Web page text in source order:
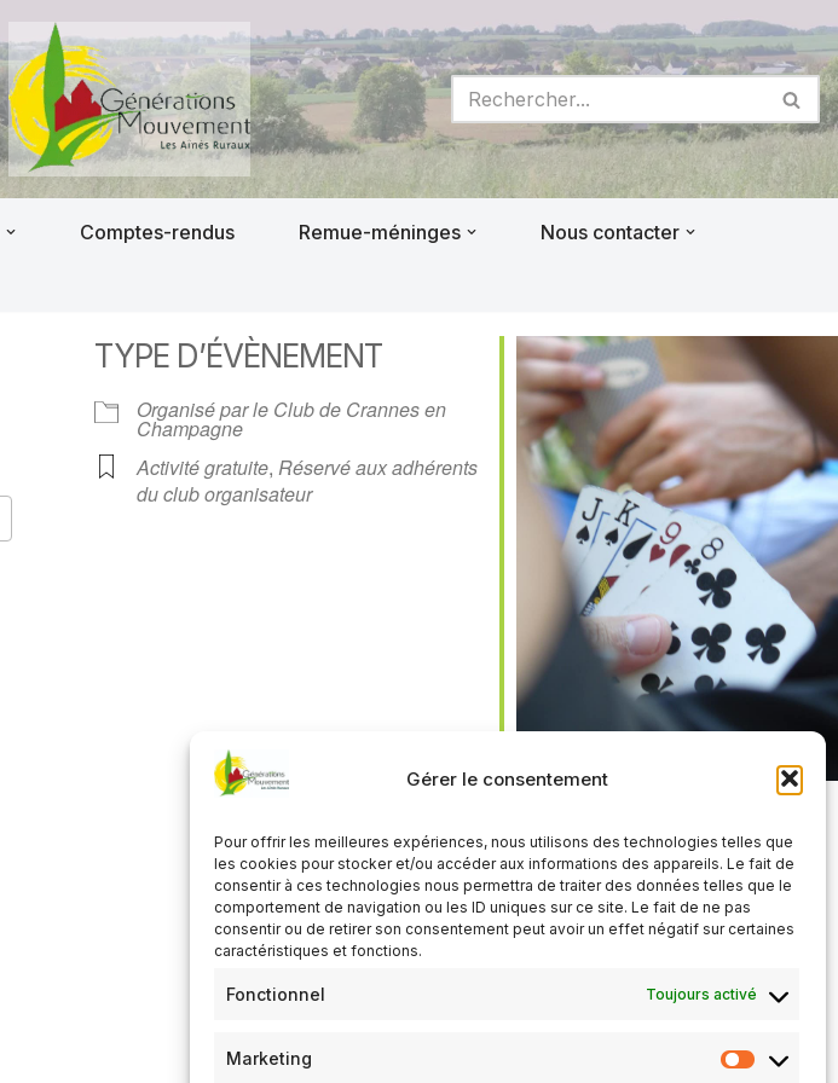
Gérer le consentement
Pour offrir les meilleures expériences, nous utilisons des technologies telles que
les cookies pour stocker et/ou accéder aux informations des appareils. Le fait de
consentir à ces technologies nous permettra de traiter des données telles que le
comportement de navigation ou les ID uniques sur ce site. Le fait de ne pas
consentir ou de retirer son consentement peut avoir un effet négatif sur certaines
caractéristiques et fonctions.
Fonctionnel Toujours activé
Marketing
Comptes-rendus Remue-méninges
Nous contacter
Office 365
TYPE D’ÉVÈNEMENT
Organisé par le Club de Crannes en
Champagne
Activité gratuite,Réservé aux adhérents
du club organisateur